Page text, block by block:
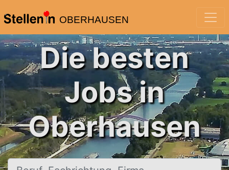
OBERHAUSEN
Die besten
Jobs in
Oberhausen
Beruf, Fachrichtung, Firma